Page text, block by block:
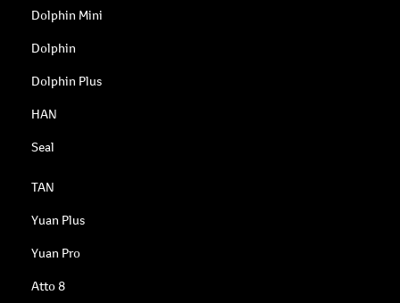
Dolphin Mini
Dolphin
Dolphin Plus
HAN
Seal
TAN
Yuan Plus
Yuan Pro
Atto 8